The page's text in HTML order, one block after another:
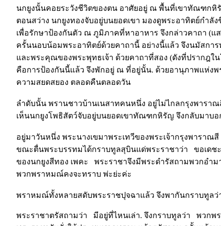
นกยูงนั้นคอยระวังชีวิตของตน อาศัยอยู่ ณ พื้นที่เขาทัณฑกหิ
ตอนสว่าง นกยูงทองจับอยู่บนยอดเขา มองดูพระอาทิตย์กำลั
เพื่อรักษาป้องกันตัว ณ ภูมิภาคที่หาอาหาร จึงกล่าวคาถา (แ
ครั้นนอบน้อมพระอาทิตย์ด้วยคาถานี้ อย่างนี้แล้ว จึงนมัสกา
และพระคุณของพระพุทธเจ้า ด้วยคาถาที่สอง (ดังที่ปรากฎใ
คือการป้องกันนี้แล้ว จึงพักอยู่ ณ ที่อยู่นั้น. ด้วยอานุภาพแห่ง
ความสยดสยอง ตลอดคืนตลอดวัน
ลำดับนั้น พรานชาวบ้านเนสาทคนหนึ่ง อยู่ไม่ไกลกรุงพาราณ
เห็นนกยูงโพธิสัตว์จับอยู่บนยอดเขาทัณฑกหิรัญ จึงกลับมาบอ
อยู่มาวันหนึ่ง พระนางเขมาพระเทวีของพระเจ้ากรุงพาราณ
ขณะตื่นพระบรรทมได้กราบทูลสุบินแด่พระราชาว่า ขอเดช
ของนกยูงสีทอง เพคะ พระราชาจึงมีพระดำรัสถามพวกอำ
พวกพราหมณ์คงจะทราบ พ่ะย่ะค่ะ
พราหมณ์ทั้งหลายสดับพระราชปุจฉาแล้ว จึงพากันกราบทูล
พระราชาตรัสถามว่า มีอยู่ที่ไหนเล่า. จึงกราบทูลว่า พวกพร